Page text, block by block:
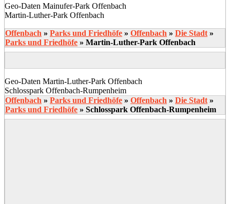
Geo-Daten Mainufer-Park Offenbach
Martin-Luther-Park Offenbach
Offenbach » Parks und Friedhöfe » Offenbach » Die Stadt »
Parks und Friedhöfe » Martin-Luther-Park Offenbach
Geo-Daten Martin-Luther-Park Offenbach
Schlosspark Offenbach-Rumpenheim
Offenbach » Parks und Friedhöfe » Offenbach » Die Stadt »
Parks und Friedhöfe » Schlosspark Offenbach-Rumpenheim